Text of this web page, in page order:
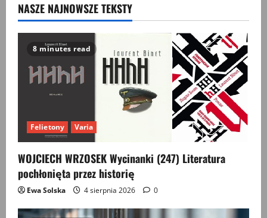
Polityka
a
nauczanie
NASZE NAJNOWSZE TEKSTY
8 minutes read
Felietony Varia
WOJCIECH WRZOSEK Wycinanki (247) Literatura
pochłonięta przez historię
Ewa Solska 4 sierpnia 2026 0